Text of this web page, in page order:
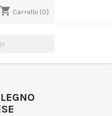
shopping_cart Carrello (0)